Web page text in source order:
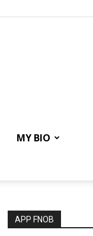
MY BIO
APP FNOB